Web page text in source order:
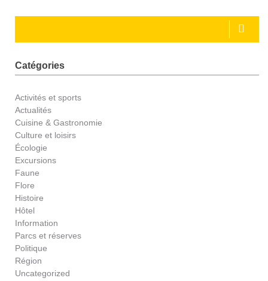
Catégories
Activités et sports
Actualités
Cuisine & Gastronomie
Culture et loisirs
Écologie
Excursions
Faune
Flore
Histoire
Hôtel
Information
Parcs et réserves
Politique
Région
Uncategorized